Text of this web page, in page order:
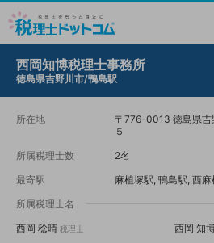
西岡知博税理士事務所
徳島県吉野川市/鴨島駅
所在地
〒776-0013 徳島県吉
５
所属税理士数
2名
最寄駅
麻植塚駅, 鴨島駅, 西麻
所属税理士名
西岡 稔晴 税理士 西岡 知